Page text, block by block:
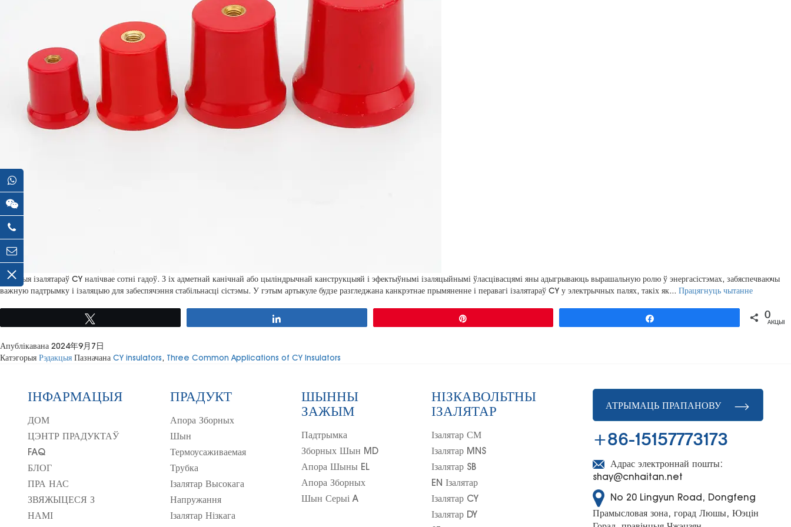
Гісторыя ізалятараў CY налічвае сотні гадоў. З іх адметнай канічнай або цыліндрычнай канструкцыяй і эфектыўнымі ізаляцыйнымі ўласцівасцямі яны адыгрываюць вырашальную ролю ў энергасістэмах, забяспечваючы
важную падтрымку і ізаляцыю для забеспячэння стабільнасці сістэмы. У гэтым артыкуле будзе разгледжана канкрэтнае прымяненне і перавагі ізалятараў CY у электрычных палях, такіх як... Працягнуць чытаннеCY
in
0
АКЦЫІ
Апублікавана 2024年9月7日
Катэгорыя Рэдакцыя Пазначана CY insulators, Three Common Applications of CY Insulators
ІНФАРМАЦЫЯ
ДОМ
ЦЭНТР ПРАДУКТАЎ
FAQ
БЛОГ
ПРА НАС
ЗВЯЖЫЦЕСЯ З
НАМІ
ПРАДУКТ
Апора Зборных
Шын
Термоусаживаемая
Трубка
Ізалятар Высокага
Напружання
Ізалятар Нізкага
ШЫННЫ
ЗАЖЫМ
Падтрымка
Зборных Шын MD
Апора Шыны EL
Апора Зборных
Шын Серыі A
НІЗКАВОЛЬТНЫ
ІЗАЛЯТАР
Ізалятар СМ
Ізалятар MNS
Ізалятар SB
EN Ізалятар
Ізалятар CY
Ізалятар DY
АТРЫМАЦЬ ПРАПАНОВУ
+86-15157773173
Адрас электроннай пошты:
shay@cnhaitan.net
No 20 Lingyun Road, Dongfeng
Прамысловая зона, горад Люшы, Юэцін